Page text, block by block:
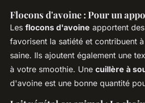
Flocons d'avoine : Pour un
Les flocons d'avoine apportent des
favorisent la satiété et contribuent
saine. Ils ajoutent également une
à votre smoothie. Une cuillère à
d'avoine est une bonne quantité